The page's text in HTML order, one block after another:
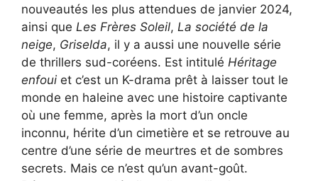
nouveautés les plus attendues de janvier 2024,
ainsi que Les Frères Soleil, La société de la
neige, Griselda, il y a aussi une nouvelle série
de thrillers sud-coréens. Est intitulé Héritage
enfoui et c’est un K-drama prêt à laisser tout le
monde en haleine avec une histoire captivante
où une femme, après la mort d’un oncle
inconnu, hérite d’un cimetière et se retrouve au
centre d’une série de meurtres et de sombres
secrets. Mais ce n’est qu’un avant-goût.